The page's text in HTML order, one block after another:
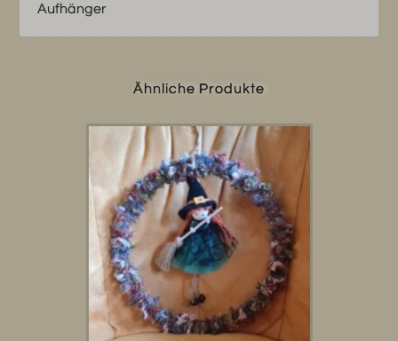
Aufhänger
Ähnliche Produkte